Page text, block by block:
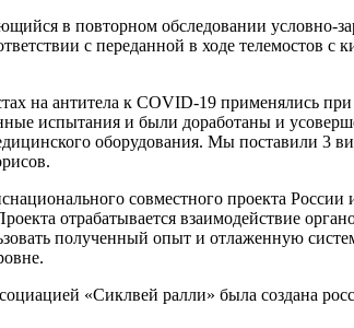
в повторном обследовании
с переданной в ходе телемостов
на антитела к COVID-19 применялись
испытания и были доработаны и
оборудования. Мы поставили 3
совместного проекта
отрабатывается взаимодействие
полученный опыт и отлаженную
«Сиклвей ралли» была создана